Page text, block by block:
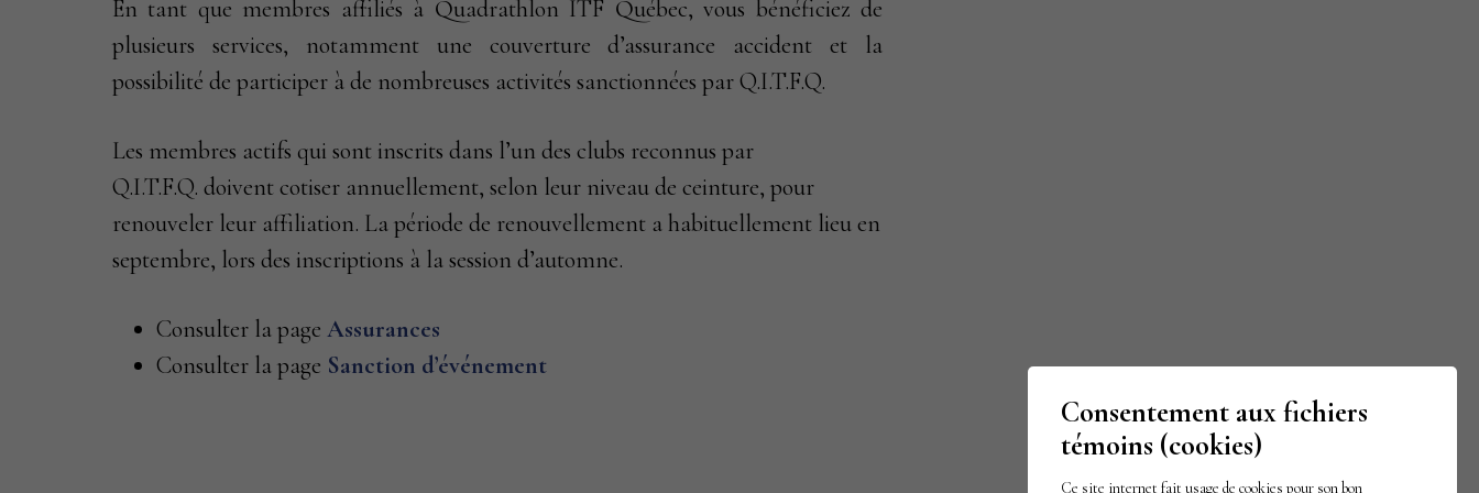
En tant que membres affiliés à Quadrathlon ITF Québec, vous bénéficiez de
plusieurs services, notamment une couverture d’assurance accident et la
possibilité de participer à de nombreuses activités sanctionnées par Q.I.T.F.Q.
Les membres actifs qui sont inscrits dans l’un des clubs reconnus par
Q.I.T.F.Q. doivent cotiser annuellement, selon leur niveau de ceinture, pour
renouveler leur affiliation. La période de renouvellement a habituellement lieu en
septembre, lors des inscriptions à la session d’automne.
Consulter la page Assurances
Consulter la page Sanction d’événement
Consentement aux fichiers
témoins (cookies)
Ce site internet fait usage de cookies pour son bon